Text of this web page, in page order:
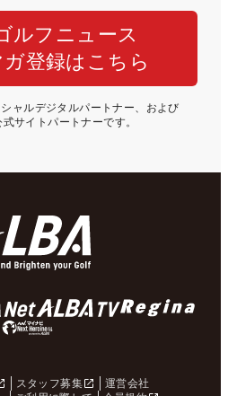
ルフニュース
登録はこちら
ャルデジタルパートナー、および
サイトパートナーです。
スタッフ募集
運営会社